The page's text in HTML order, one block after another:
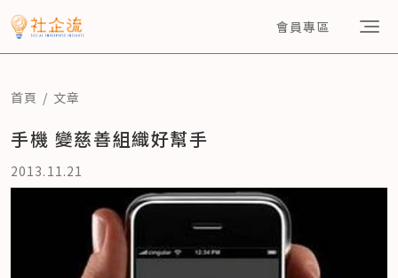
會員專區
首頁 文章
手機 變慈善組織好幫手
2013.11.21